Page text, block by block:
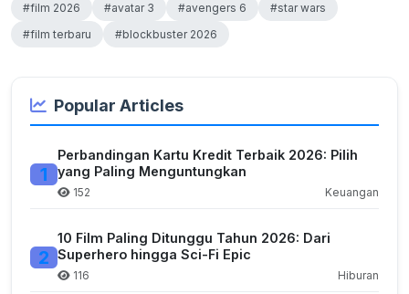
#film 2026 #avatar 3 #avengers 6
#star wars
#film terbaru
#blockbuster 2026
Popular Articles
1
Perbandingan Kartu Kredit Terbaik 2026: Pilih
yang Paling Menguntungkan
152 Keuangan
2
10 Film Paling Ditunggu Tahun 2026: Dari
Superhero hingga Sci-Fi Epic
116 Hiburan